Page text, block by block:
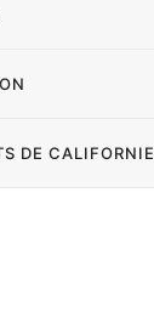
DE CALIFORNIE